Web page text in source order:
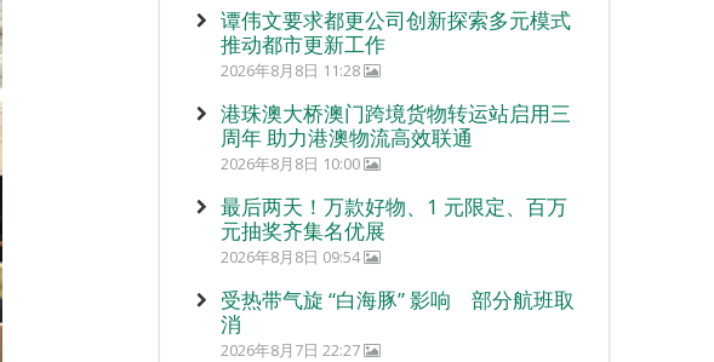
谭伟文要求都更公司创新探索多元模式
推动都市更新工作
2026年8月8日 11:28
港珠澳大桥澳门跨境货物转运站启用三
周年 助力港澳物流高效联通
2026年8月8日 10:00
最后两天！万款好物、1 元限定、百万
元抽奖齐集名优展
2026年8月8日 09:54
受热带气旋 “白海豚” 影响 部分航班取
消
2026年8月7日 22:27